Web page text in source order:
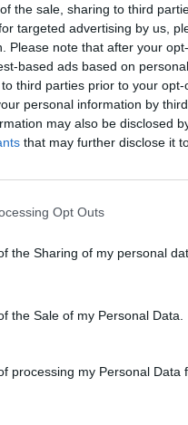
the sale, sharing to third
targeted advertising by us,
Please note that after your
based ads based on
third parties prior to your
personal information by
may also be disclosed
that may further disclose it
Opt Outs
the Sharing of my personal
the Sale of my Personal Data.
processing my Personal Data
era la guvernare, a
drepturilor omului
memorii la CEDO,
Referendumului, atunci
furt de voturi.
-